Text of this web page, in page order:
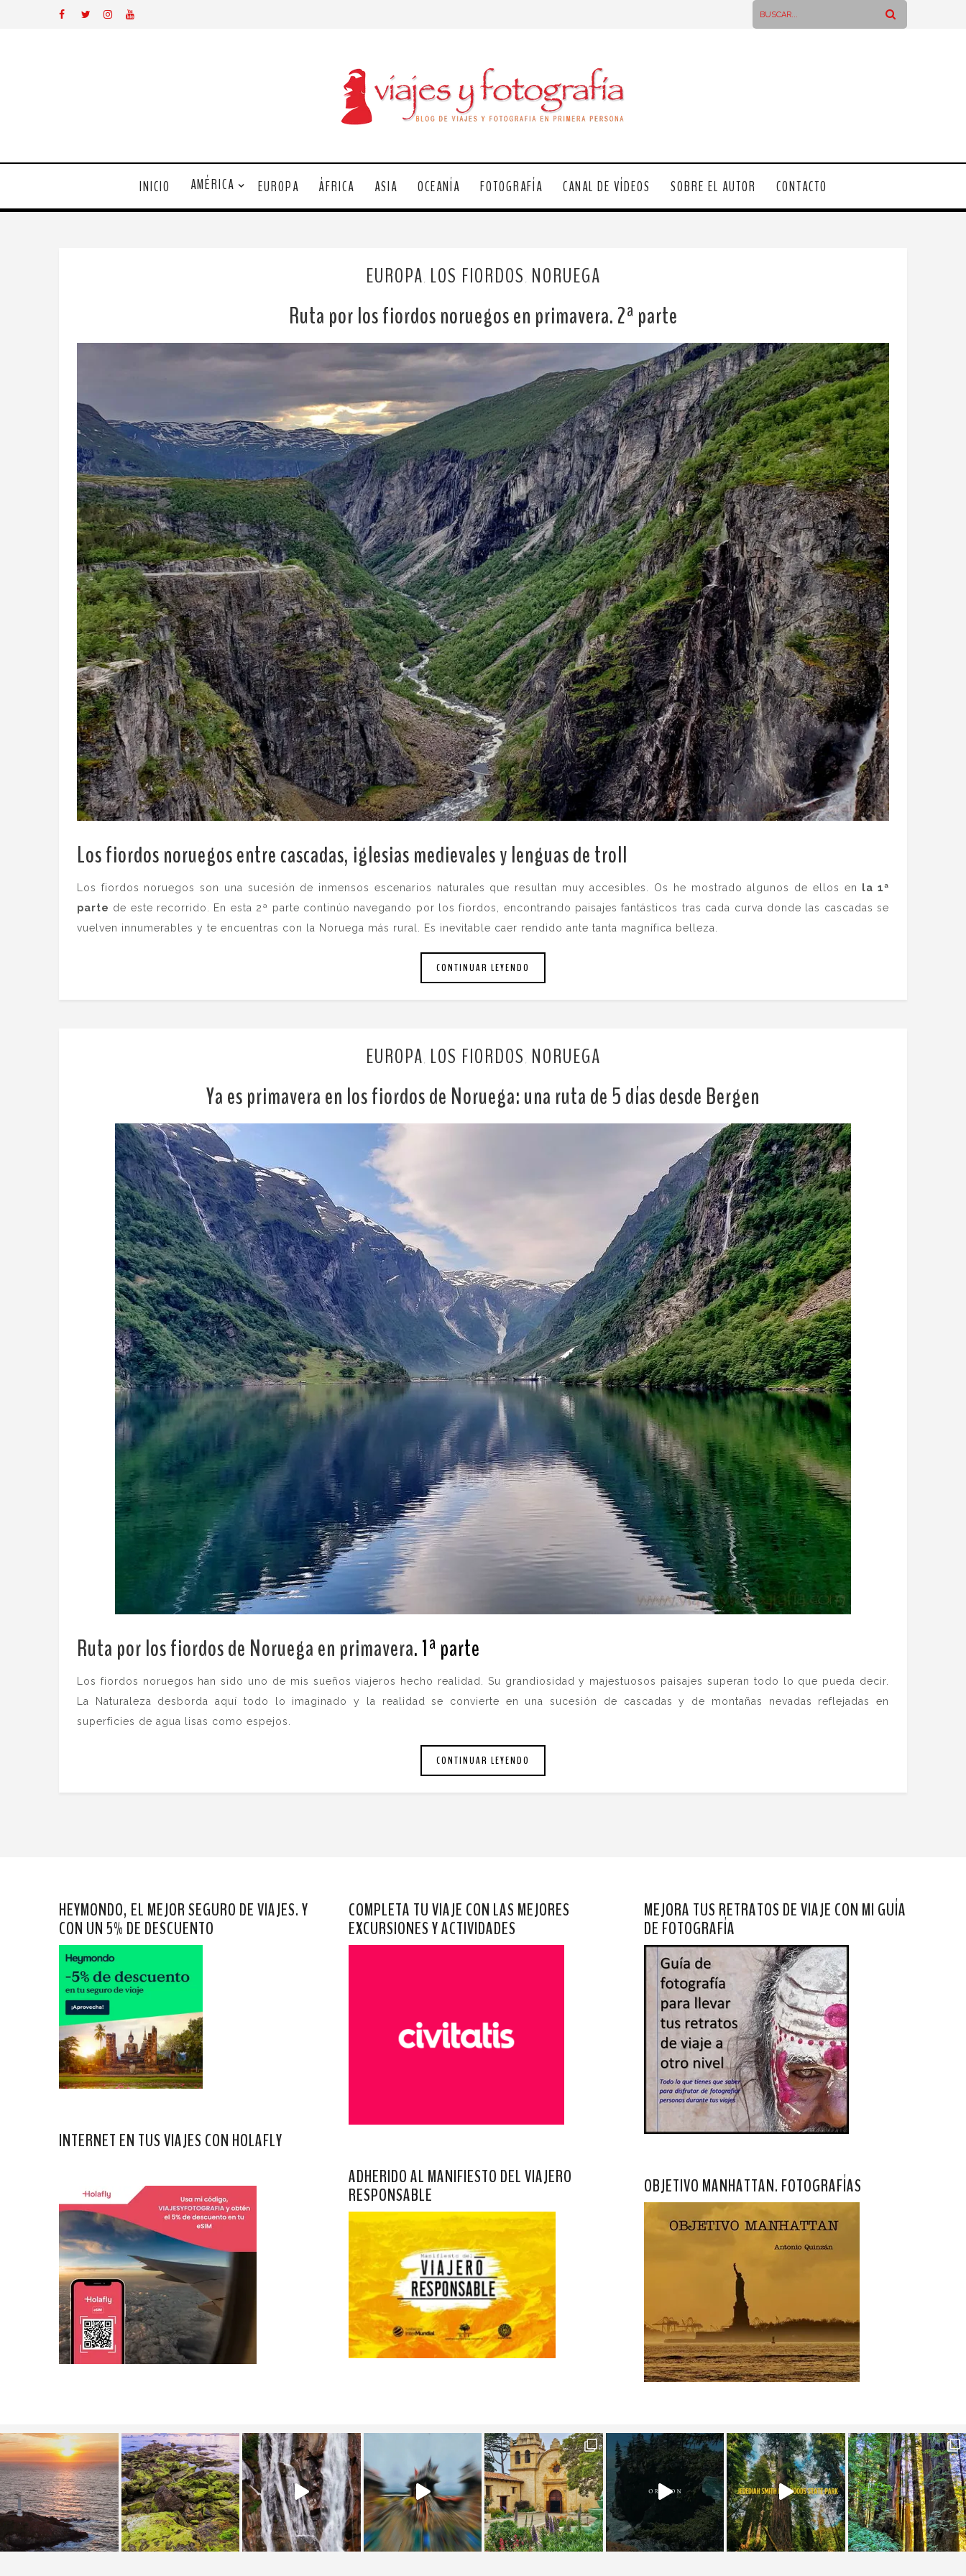
INICIO AMÉRICA EUROPA ÁFRICA ASIA OCEANÍA FOTOGRAFÍA CANAL DE VÍDEOS SOBRE EL AUTOR CONTACTO
EUROPA LOS FIORDOS NORUEGA
Ruta por los fiordos noruegos en primavera. 2ª parte
Los fiordos noruegos entre cascadas, iglesias medievales y lenguas de troll
Los fiordos noruegos son una sucesión de inmensos escenarios naturales que resultan muy accesibles. Os he mostrado algunos de ellos en la 1ª
parte de este recorrido. En esta 2ª parte continúo navegando por los fiordos, encontrando paisajes fantásticos tras cada curva donde las cascadas se
vuelven innumerables y te encuentras con la Noruega más rural. Es inevitable caer rendido ante tanta magnífica belleza.
CONTINUAR LEYENDO
EUROPA LOS FIORDOS NORUEGA
Ya es primavera en los fiordos de Noruega: una ruta de 5 días desde Bergen
Ruta por los fiordos de Noruega en primavera. 1ª parte
Los fiordos noruegos han sido uno de mis sueños viajeros hecho realidad. Su grandiosidad y majestuosos paisajes superan todo lo que pueda decir.
La Naturaleza desborda aquí todo lo imaginado y la realidad se convierte en una sucesión de cascadas y de montañas nevadas reflejadas en
superficies de agua lisas como espejos.
CONTINUAR LEYENDO
HEYMONDO, EL MEJOR SEGURO DE VIAJES. Y
CON UN 5% DE DESCUENTO
INTERNET EN TUS VIAJES CON HOLAFLY
COMPLETA TU VIAJE CON LAS MEJORES
EXCURSIONES Y ACTIVIDADES
ADHERIDO AL MANIFIESTO DEL VIAJERO
RESPONSABLE
MEJORA TUS RETRATOS DE VIAJE CON MI GUÍA
DE FOTOGRAFÍA
OBJETIVO MANHATTAN. FOTOGRAFÍAS